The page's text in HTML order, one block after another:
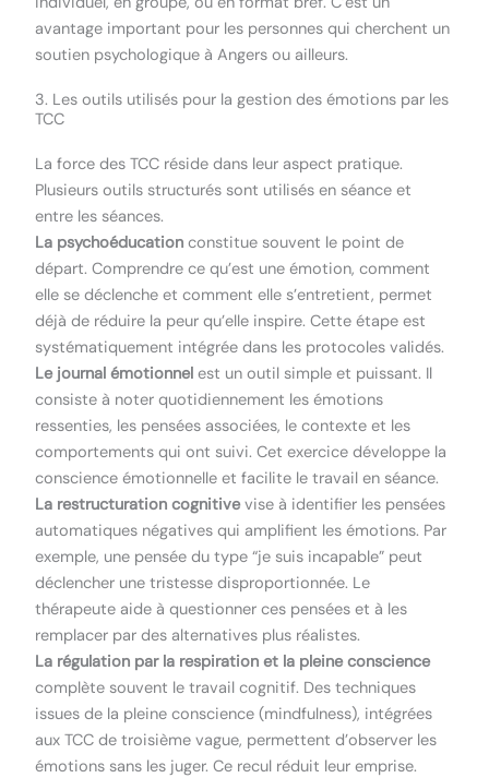
avantage important pour les personnes qui cherchent un
soutien psychologique à Angers ou ailleurs.
3. Les outils utilisés pour la gestion des émotions par les
TCC
La force des TCC réside dans leur aspect pratique.
Plusieurs outils structurés sont utilisés en séance et
entre les séances.
La psychoéducation constitue souvent le point de
départ. Comprendre ce qu’est une émotion, comment
elle se déclenche et comment elle s’entretient, permet
déjà de réduire la peur qu’elle inspire. Cette étape est
systématiquement intégrée dans les protocoles validés.
Le journal émotionnel est un outil simple et puissant. Il
consiste à noter quotidiennement les émotions
ressenties, les pensées associées, le contexte et les
comportements qui ont suivi. Cet exercice développe la
conscience émotionnelle et facilite le travail en séance.
La restructuration cognitivevise à identifier les pensées
automatiques négatives qui amplifient les émotions. Par
exemple, une pensée du type “je suis incapable” peut
déclencher une tristesse disproportionnée. Le
thérapeute aide à questionner ces pensées et à les
remplacer par des alternatives plus réalistes.
La régulation par la respiration et la pleine conscience
complète souvent le travail cognitif. Des techniques
issues de la pleine conscience (mindfulness), intégrées
aux TCC de troisième vague, permettent d’observer les
émotions sans les juger. Ce recul réduit leur emprise.